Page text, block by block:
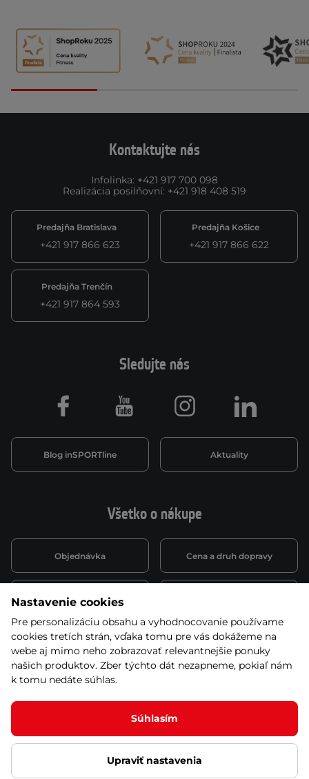
Kontaktujte nás
Infolinka: +421 917 700 098
Realizácia posilňovní: +421 918 408 519
Predajňa Bratislava
+421 917 866 623
Predajňa Košice
+421 917 866 622
Predajňa Trenčín
+421 917 864 593
Všetko o nákupe
Objednávka Cena a druh dopravy
Spôsob platby
Montáž a servis Reklamácie a záruka
Kariéra
Sledujte nás
Blog inSPORTline Aktuality
Facebook Youtube Instagram LinkedIn
© 2026 Stores inSPORTline SK, s.r.o. Všetky práva vyhradené
Nastavenie cookies
Pre personalizáciu obsahu a vyhodnocovanie používame
cookies tretích strán, vďaka tomu pre vás dokážeme na
webe aj mimo neho zobrazovať relevantnejšie ponuky
našich produktov. Zber týchto dát nezapneme, pokiaľ nám
k tomu nedáte súhlas.
Súhlasím
Upraviť nastavenia